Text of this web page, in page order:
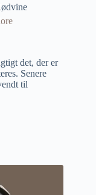
det, der er
Senere
til